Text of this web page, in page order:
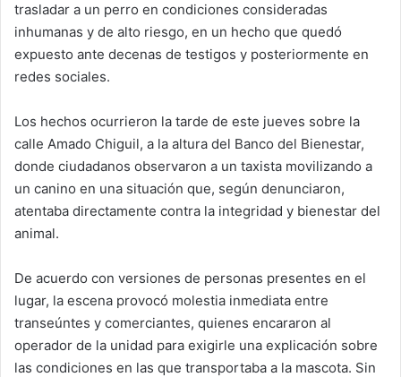
trasladar a un perro en condiciones consideradas
inhumanas y de alto riesgo, en un hecho que quedó
expuesto ante decenas de testigos y posteriormente en
redes sociales.
Los hechos ocurrieron la tarde de este jueves sobre la
calle Amado Chiguil, a la altura del Banco del Bienestar,
donde ciudadanos observaron a un taxista movilizando a
un canino en una situación que, según denunciaron,
atentaba directamente contra la integridad y bienestar del
animal.
De acuerdo con versiones de personas presentes en el
lugar, la escena provocó molestia inmediata entre
transeúntes y comerciantes, quienes encararon al
operador de la unidad para exigirle una explicación sobre
las condiciones en las que transportaba a la mascota. Sin